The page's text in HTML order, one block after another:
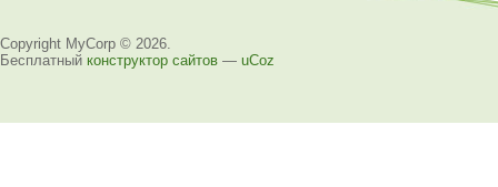
Copyright MyCorp © 2026
Бесплатный конструктор сайтов — uCoz